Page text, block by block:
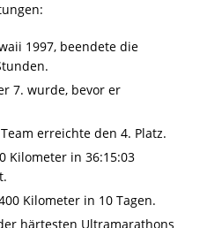
1997, beendete die
7. wurde, bevor er
erreichte den 4. Platz.
Kilometer in 36:15:03
Kilometer in 10 Tagen.
härtesten Ultramarathons